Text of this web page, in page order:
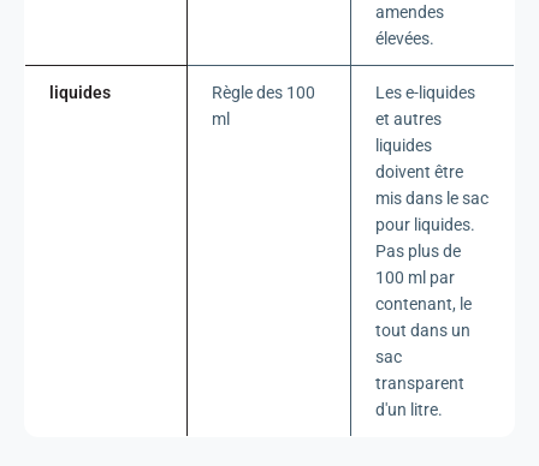
amendes
élevées.
liquides
Règle des 100
ml
Les e-liquides
et autres
liquides
doivent être
mis dans le sac
pour liquides.
Pas plus de
100 ml par
contenant, le
tout dans un
sac
transparent
d'un litre.